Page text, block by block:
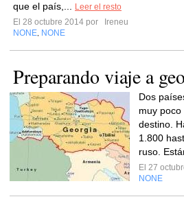
que el país,...
Leer el resto
El 28 octubre 2014 por
Ireneu
NONE NONE
Preparando viaje a
Dos
muy
destino.
1.800
ruso.
El 27
NONE